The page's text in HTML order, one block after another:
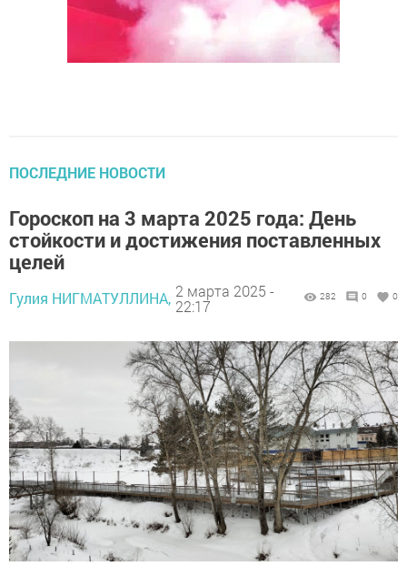
ПОСЛЕДНИЕ НОВОСТИ
Гороскоп на 3 марта 2025 года: День
стойкости и достижения поставленных
целей
Гулия НИГМАТУЛЛИНА, 2 марта 2025 -
22:17
282 0 0